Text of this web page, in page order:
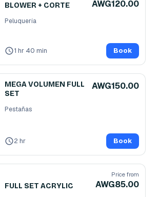
BLOWER + CORTE AWG120.00
Peluquería
1 hr 40 min Book
MEGA VOLUMEN FULL
SET
AWG150.00
Pestañas
2 hr Book
FULL SET ACRYLIC
Price from
AWG85.00